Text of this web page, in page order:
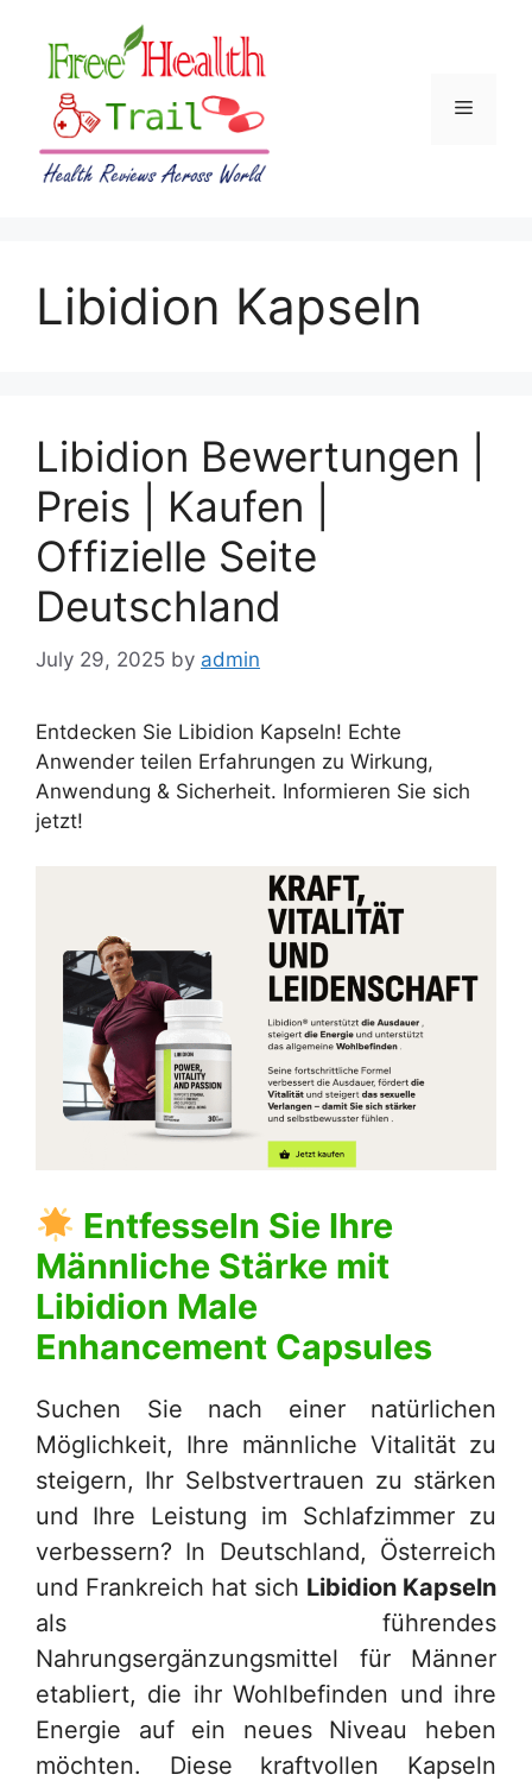
content
Menu
Libidion Kapseln
Libidion Bewertungen |
Preis | Kaufen |
Offizielle Seite
Deutschland
July 29, 2025 by admin
Entdecken Sie Libidion Kapseln! Echte
Anwender teilen Erfahrungen zu Wirkung,
Anwendung & Sicherheit. Informieren Sie sich
jetzt!
Entfesseln Sie Ihre
Männliche Stärke mit
Libidion Male
Enhancement Capsules
Suchen Sie nach einer natürlichen
Möglichkeit, Ihre männliche Vitalität zu
steigern, Ihr Selbstvertrauen zu stärken
und Ihre Leistung im Schlafzimmer zu
verbessern? In Deutschland, Österreich
und Frankreich hat sich Libidion Kapseln
als führendes
Nahrungsergänzungsmittel für Männer
etabliert, die ihr Wohlbefinden und ihre
Energie auf ein neues Niveau heben
möchten. Diese kraftvollen Kapseln